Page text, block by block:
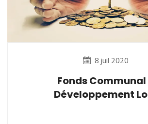
8 juil 2020
Fonds Communal
Développement